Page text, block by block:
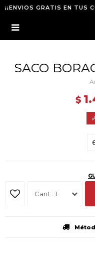
¡¡ENVIOS GRATIS EN TUS

SACO
$
1